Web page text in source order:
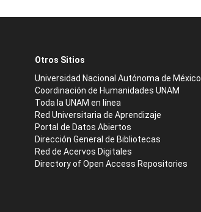
Otros Sitios
Universidad Nacional Autónoma de México
Coordinación de Humanidades UNAM
Toda la UNAM en línea
Red Universitaria de Aprendizaje
Portal de Datos Abiertos
Dirección General de Bibliotecas
Red de Acervos Digitales
Directory of Open Access Repositories